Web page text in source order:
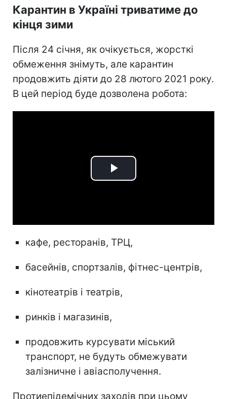
Карантин в Україні триватиме до
кінця зими
Після 24 січня, як очікується, жорсткі
обмеження знімуть, але карантин
продовжить діяти до 28 лютого 2021 року.
В цей період буде дозволена робота:
Play
кафе, ресторанів, ТРЦ,
басейнів, спортзалів, фітнес-центрів,
кінотеатрів і театрів,
ринків і магазинів,
продовжить курсувати міський
транспорт, не будуть обмежувати
залізничне і авіасполучення.
Протиепідемічних заходів при цьому